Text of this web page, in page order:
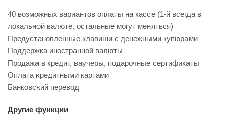
40 возможных вариантов оплаты на кассе (1-й всегда в
локальной валюте, остальные могут меняться)
Предустановленные клавиши с денежными купюрами
Поддержка иностранной валюты
Продажа в кредит, ваучеры, подарочные сертификаты
Оплата кредитными картами
Банковский перевод
Другие функции